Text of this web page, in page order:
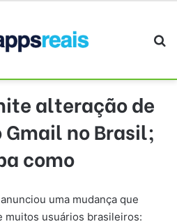
alteração de
Gmail no Brasil;
como
uma mudança que
muitos usuários brasileiros: